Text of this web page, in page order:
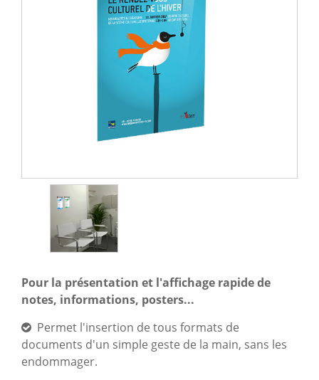
Pour la présentation et l'affichage rapide de
notes, informations, posters...
Permet l'insertion de tous formats de
documents d'un simple geste de la main, sans les
endommager.